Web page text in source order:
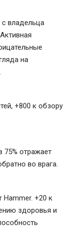
с владельца
на
+800 к обзору
75% отражает
во врага.
Hammer. +20 к
здоровья и